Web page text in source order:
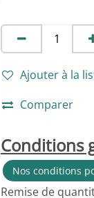
Ajouter à la
Comparer
Conditions
Nos conditions
Remise de